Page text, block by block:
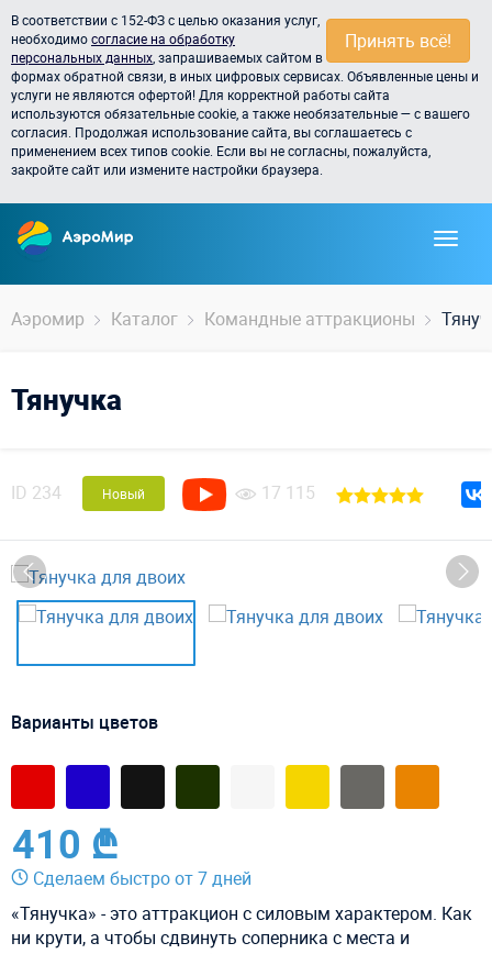
Принять всё!
В соответствии с 152-ФЗ с целью оказания услуг,
необходимосогласие на обработку
персональных данных , запрашиваемых сайтом в
формах обратной связи, в иных цифровых сервисах. Объявленные цены и
услуги не являются офертой! Для корректной работы сайта
используются обязательные cookie, а также необязательные — с вашего
согласия. Продолжая использование сайта, вы соглашаетесь с
применением всех типов cookie. Если вы не согласны, пожалуйста,
закройте сайт или измените настройки браузера.
Аэромир Каталог Командные аттракционы
Тянучка
ID 234 Новый 17 115
Варианты цветов
410 ₾
Сделаем быстро от 7 дней
«Тянучка» - это аттракцион с силовым характером. Как
ни крути, а чтобы сдвинуть соперника с места и